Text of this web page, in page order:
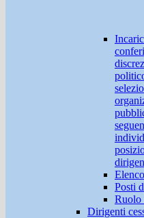
Posti
Ruolo
Dirigenti